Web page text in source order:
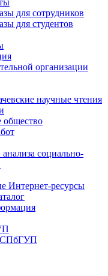
для сотрудников
для студентов
организации
научные чтения
общество
социально-
Интернет-ресурсы
СПбГУП